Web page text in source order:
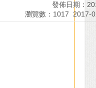
發佈日期：
瀏覽數：1017
2017-